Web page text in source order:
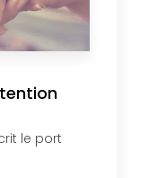
le port